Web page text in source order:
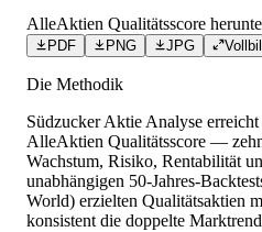
AlleAktien Qualitätsscore
PDF PNG JPG
Die Methodik
Südzucker Aktie Analyse erreicht
AlleAktien Qualitätsscore —
Wachstum, Risiko, Rentabilität
unabhängigen 50-Jahres-
World) erzielten Qualitätsaktien
konsistent die doppelte